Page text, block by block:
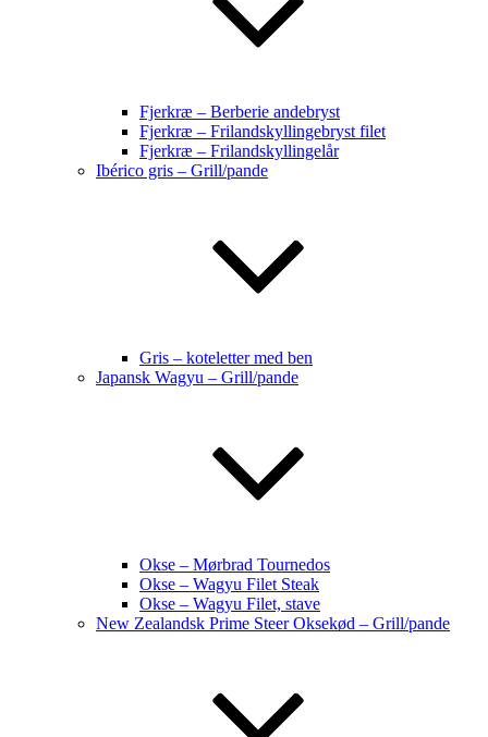
Fjerkræ – Berberie andebryst
Fjerkræ – Frilandskyllingebryst filet
Fjerkræ – Frilandskyllingelår
Ibérico gris – Grill/pande
Gris – koteletter med ben
Japansk Wagyu – Grill/pande
Okse – Mørbrad Tournedos
Okse – Wagyu Filet Steak
Okse – Wagyu Filet, stave
New Zealandsk Prime Steer Oksekød – Grill/pande